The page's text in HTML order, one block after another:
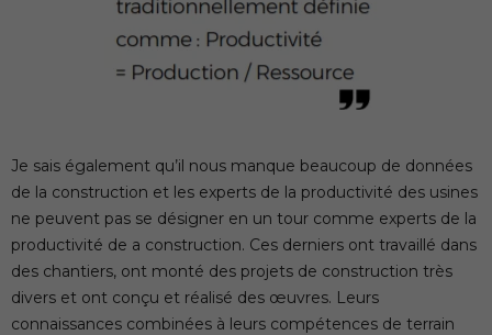
Je sais également qu’il nous manque beaucoup de données
de la construction et les experts de la productivité des usines
ne peuvent pas se désigner en un tour comme experts de la
productivité de a construction. Ces derniers ont travaillé dans
des chantiers, ont monté des projets de construction très
divers et ont conçu et réalisé des œuvres. Leurs
connaissances combinées à leurs compétences de terrain